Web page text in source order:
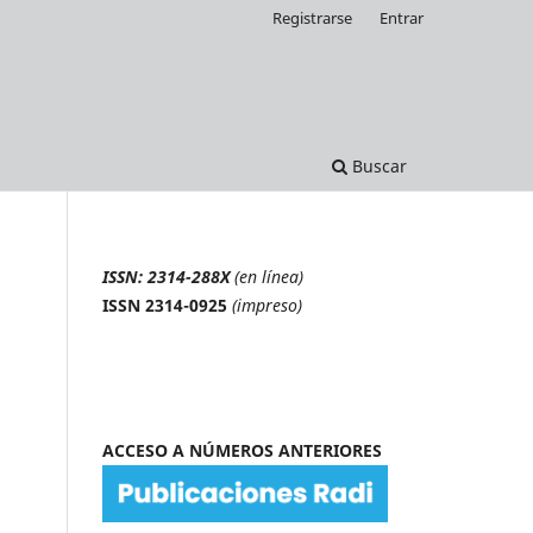
Buscar
Registrarse Entrar
ISSN: 2314-288X(en línea)
ISSN 2314-0925 (impreso)
ACCESO A NÚMEROS ANTERIORES